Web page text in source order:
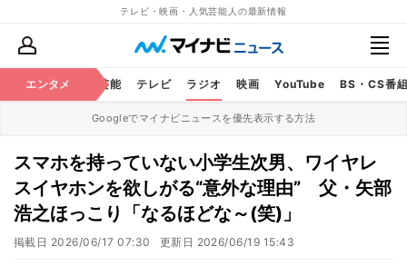
テレビ・映画・人気芸能人の最新情報
エンタメ 芸能 テレビ ラジオ 映画 YouTube BS・CS番
Googleでマイナビニュースを優先表示する方法
スマホを持っていない小学生次男、ワイヤレ
スイヤホンを欲しがる“意外な理由” 父・矢部
浩之ほっこり「なるほどな～(笑)」
掲載日 2026/06/17 07:30 更新日 2026/06/19 15:43